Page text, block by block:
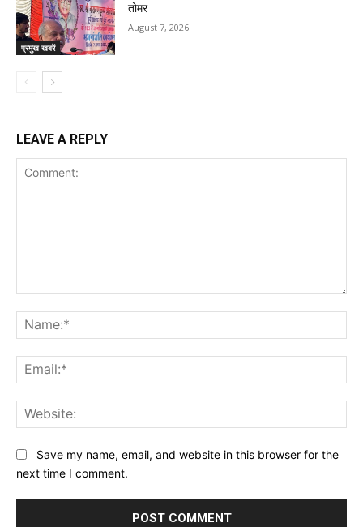
प्रमुख खबरें
तोमर
August 7, 2026
LEAVE A REPLY
Save my name, email, and website in this browser for the
next time I comment.